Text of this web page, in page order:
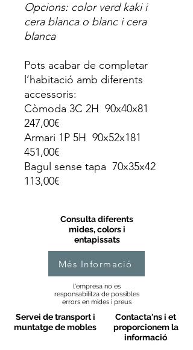
Opcions: color verd kaki i
cera blanca o blanc i cera
blanca
Pots acabar de completar
l’habitació amb diferents
accessoris:
Còmoda 3C 2H 90x40x81
247,00€
Armari 1P 5H 90x52x181
451,00€
Bagul sense tapa 70x35x42
113,00€
Consulta diferents
mides, colors i
entapissats
Més Informació
l'empresa no es
responsabilitza de possibles
errors en mides i preus
Servei de transport i
muntatge de mobles
Contacta'ns i et
proporcionem la
informació